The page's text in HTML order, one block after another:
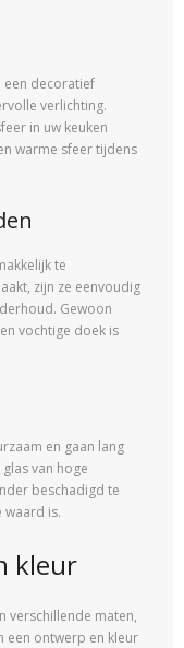
een decoratief
verlichting.
in uw keuken
warme sfeer tijdens
te
zijn ze eenvoudig
Gewoon
vochtige doek is
en gaan lang
van hoge
beschadigd te
waard is.
kleur
verschillende maten,
een ​​ontwerp en kleur